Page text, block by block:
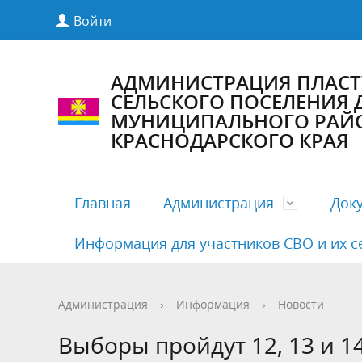
Войти
АДМИНИСТРАЦИЯ
СЕЛЬСКОГО ПОСЕЛЕНИЯ
МУНИЦИПАЛЬНОГО
КРАСНОДАРСКОГО КРАЯ
Главная Администрация
Полномочия, задачи и функции
Руководители
Антикоррупционная экспертиза
Документация по предупреждению
Комиссии Совета
Публичные слушания
График
Информация для участников СВО и их
Администрация › Информация › Новости
Выборы пройдут 12, 13 и